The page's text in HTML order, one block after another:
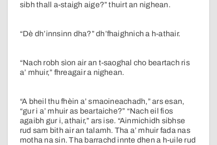
sibh thall a-staigh aige?” thuirt an nighean.
“Dè dh’innsinn dha?” dh’fhaighnich a h-athair.
“Nach robh sìon air an t-saoghal cho beartach ris
a’ mhuir,” fhreagair a nighean.
“A bheil thu fhèin a’ smaoineachadh,” ars esan,
“gur i a’ mhuir as beartaiche?” “Nach eil fios
agaibh gur i, athair,” ars ise. “Ainmichidh sibhse
rud sam bith air an talamh. Tha a’ mhuir fada nas
motha na sin. Tha barrachd innte dhen a h-uile rud